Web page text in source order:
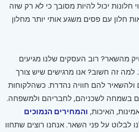
חלונות יכול להיות מסובך כי לא רק שזה
חלון עם פסים משגע אותי יותר מחלון
מהשאר? רוב העסקים שלנו מגיעים
. למה זה חשוב? אנו מרגישים שיש צורך
ולהשאיר להם חוויה נהדרת. כשהלקוחות
בשמחה לשכניהם, לחבריהם ולמשפחה.
האיכות, והמחירים הנמוכים
לבלוט על פני השאר. אנחנו רוצים שתחוו